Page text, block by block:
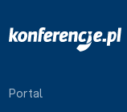
Portal